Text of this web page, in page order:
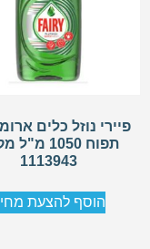
פיירי נוזל כלים
תפוח 1050
1113943
הוסף להצעת